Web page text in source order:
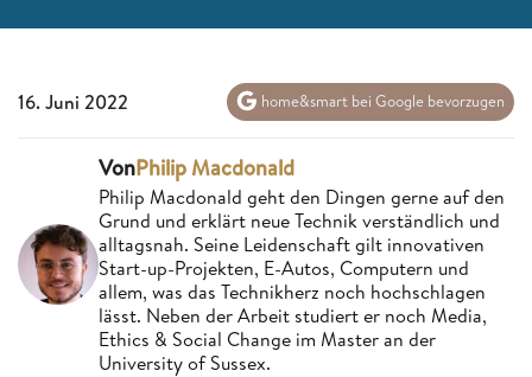
16. Juni 2022 home&smart bei Google bevorzugen
VonPhilip Macdonald
Philip Macdonald geht den Dingen gerne auf den
Grund und erklärt neue Technik verständlich und
alltagsnah. Seine Leidenschaft gilt innovativen
Start-up-Projekten, E-Autos, Computern und
allem, was das Technikherz noch hochschlagen
lässt. Neben der Arbeit studiert er noch Media,
Ethics & Social Change im Master an der
University of Sussex.